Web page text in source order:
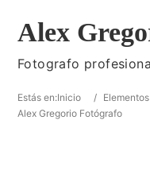
Alex
Fotografo
Estás en:Inicio / Elementos
Alex Gregorio Fotógrafo